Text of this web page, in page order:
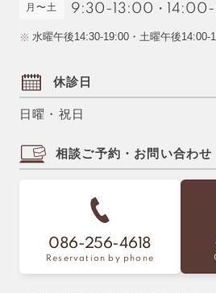
月〜土 9:30-13:00 ・
水曜午後14:30-19:00・土曜午後14:00-
休診日
日曜・祝日
相談ご予約・お問い合わせ
086-256-4618
Reservation by phone